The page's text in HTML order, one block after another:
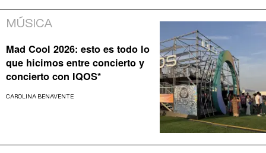
MÚSICA
Mad Cool 2026: esto es todo lo
que hicimos entre concierto y
concierto con IQOS*
CAROLINA BENAVENTE